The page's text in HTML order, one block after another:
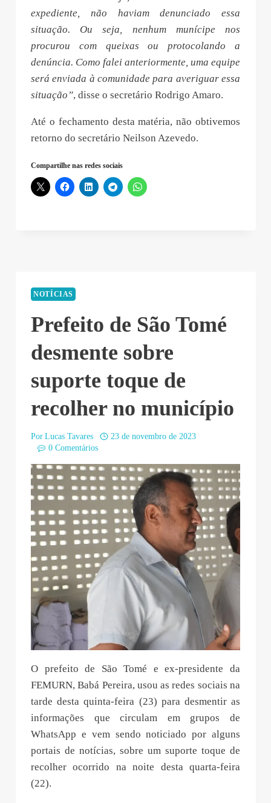
expediente, não haviam denunciado essa
situação. Ou seja, nenhum munícipe nos
procurou com queixas ou protocolando a
denúncia. Como falei anteriormente, uma equipe
será enviada à comunidade para averiguar essa
situação”, disse o secretário Rodrigo Amaro.
Até o fechamento desta matéria, não obtivemos
retorno do secretário Neilson Azevedo.
Compartilhe nas redes sociais
NOTÍCIAS
Prefeito de São Tomé
desmente sobre
suporte toque de
recolher no município
Por Lucas Tavares
23 de novembro de 2023
0 Comentários
O prefeito de São Tomé e ex-presidente da
FEMURN, Babá Pereira, usou as redes sociais na
tarde desta quinta-feira (23) para desmentir as
informações que circulam em grupos de
WhatsApp e vem sendo noticiado por alguns
portais de notícias, sobre um suporte toque de
recolher ocorrido na noite desta quarta-feira
(22).